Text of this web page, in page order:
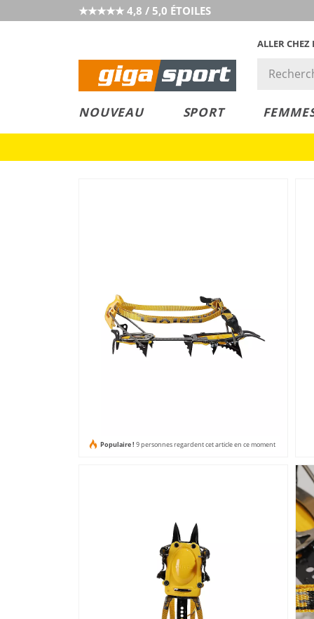
★★★★★ 4,8 / 5,0 ÉTOILES
ALLER
NOUVEAU SPORT
Populaire ! 9 personnes regardent cet article en ce moment